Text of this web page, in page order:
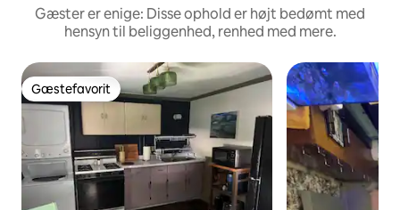
Gæster er enige: Disse ophold er højt bedømt med
hensyn til beliggenhed, renhed med mere.
Gæstefavorit
Gæstefavorit